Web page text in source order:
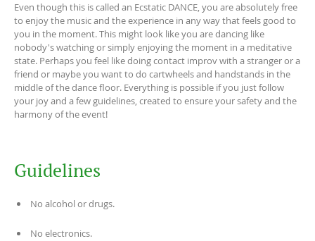
Even though this is called an Ecstatic DANCE, you are absolutely free
to enjoy the music and the experience in any way that feels good to
you in the moment. This might look like you are dancing like
nobody's watching or simply enjoying the moment in a meditative
state. Perhaps you feel like doing contact improv with a stranger or a
friend or maybe you want to do cartwheels and handstands in the
middle of the dance floor. Everything is possible if you just follow
your joy and a few guidelines, created to ensure your safety and the
harmony of the event!
Guidelines
No alcohol or drugs.
No electronics.